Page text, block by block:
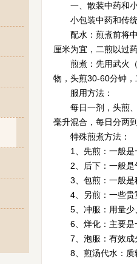
一、散装中药和小
小包装中药和传统
配水：煎煮前将中
厘米为宜，二煎以过
煎煮：先用武火（
物，头煎30-60分钟
服用方法：
每日一剂，头煎、
毫升混合，每日分两
特殊煎煮方法：
1、先煎：一般是一
2、后下：一般是气
3、包煎：一般是种
4、另煎：一些贵
5、冲服：用量少
6、烊化：主要是一
7、泡服：有效成分
8、煎汤代水：质轻